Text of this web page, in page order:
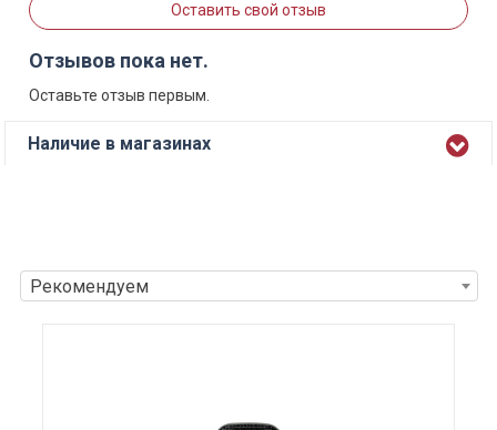
Оставить свой отзыв
Отзывов пока нет.
Оставьте отзыв первым.
Наличие в магазинах
Рекомендуем